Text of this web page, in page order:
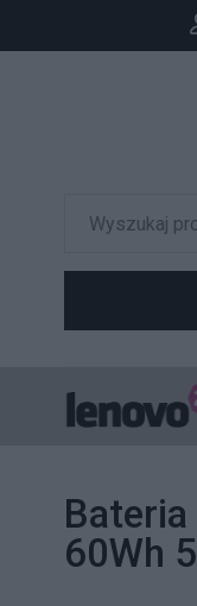
60Wh